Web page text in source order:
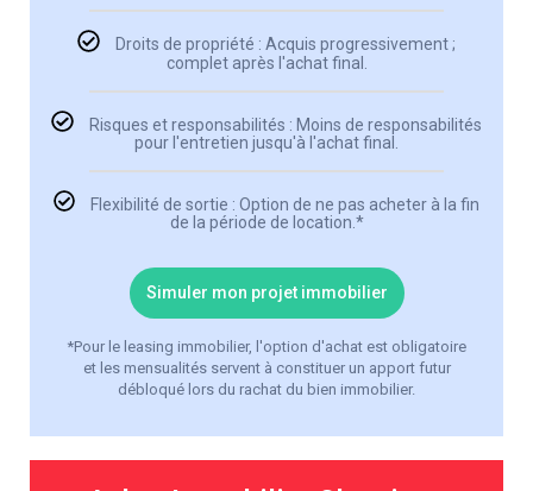
Droits de propriété : Acquis progressivement ;
complet après l'achat final.
Risques et responsabilités : Moins de responsabilités
pour l'entretien jusqu'à l'achat final.
Flexibilité de sortie : Option de ne pas acheter à la fin
de la période de location.*
Simuler mon projet immobilier
*Pour le leasing immobilier, l'option d'achat est obligatoire
et les mensualités servent à constituer un apport futur
débloqué lors du rachat du bien immobilier.